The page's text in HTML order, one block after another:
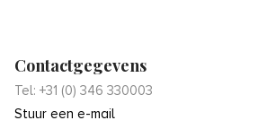
Contactgegevens
Tel: +31 (0) 346 330003
Stuur een e-mail